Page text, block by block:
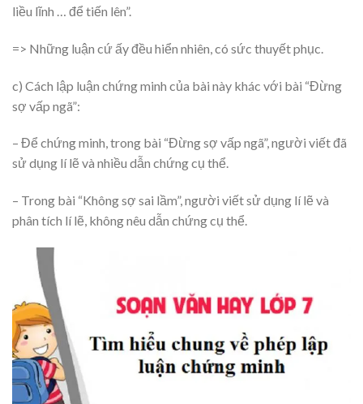
liều lĩnh … để tiến lên”.
=> Những luận cứ ấy đều hiển nhiên, có sức thuyết phục.
c) Cách lập luận chứng minh của bài này khác với bài “Đừng
sợ vấp ngã”:
– Để chứng minh, trong bài “Đừng sợ vấp ngã”, người viết đã
sử dụng lí lẽ và nhiều dẫn chứng cụ thể.
– Trong bài “Không sợ sai lầm”, người viết sử dụng lí lẽ và
phân tích lí lẽ, không nêu dẫn chứng cụ thể.